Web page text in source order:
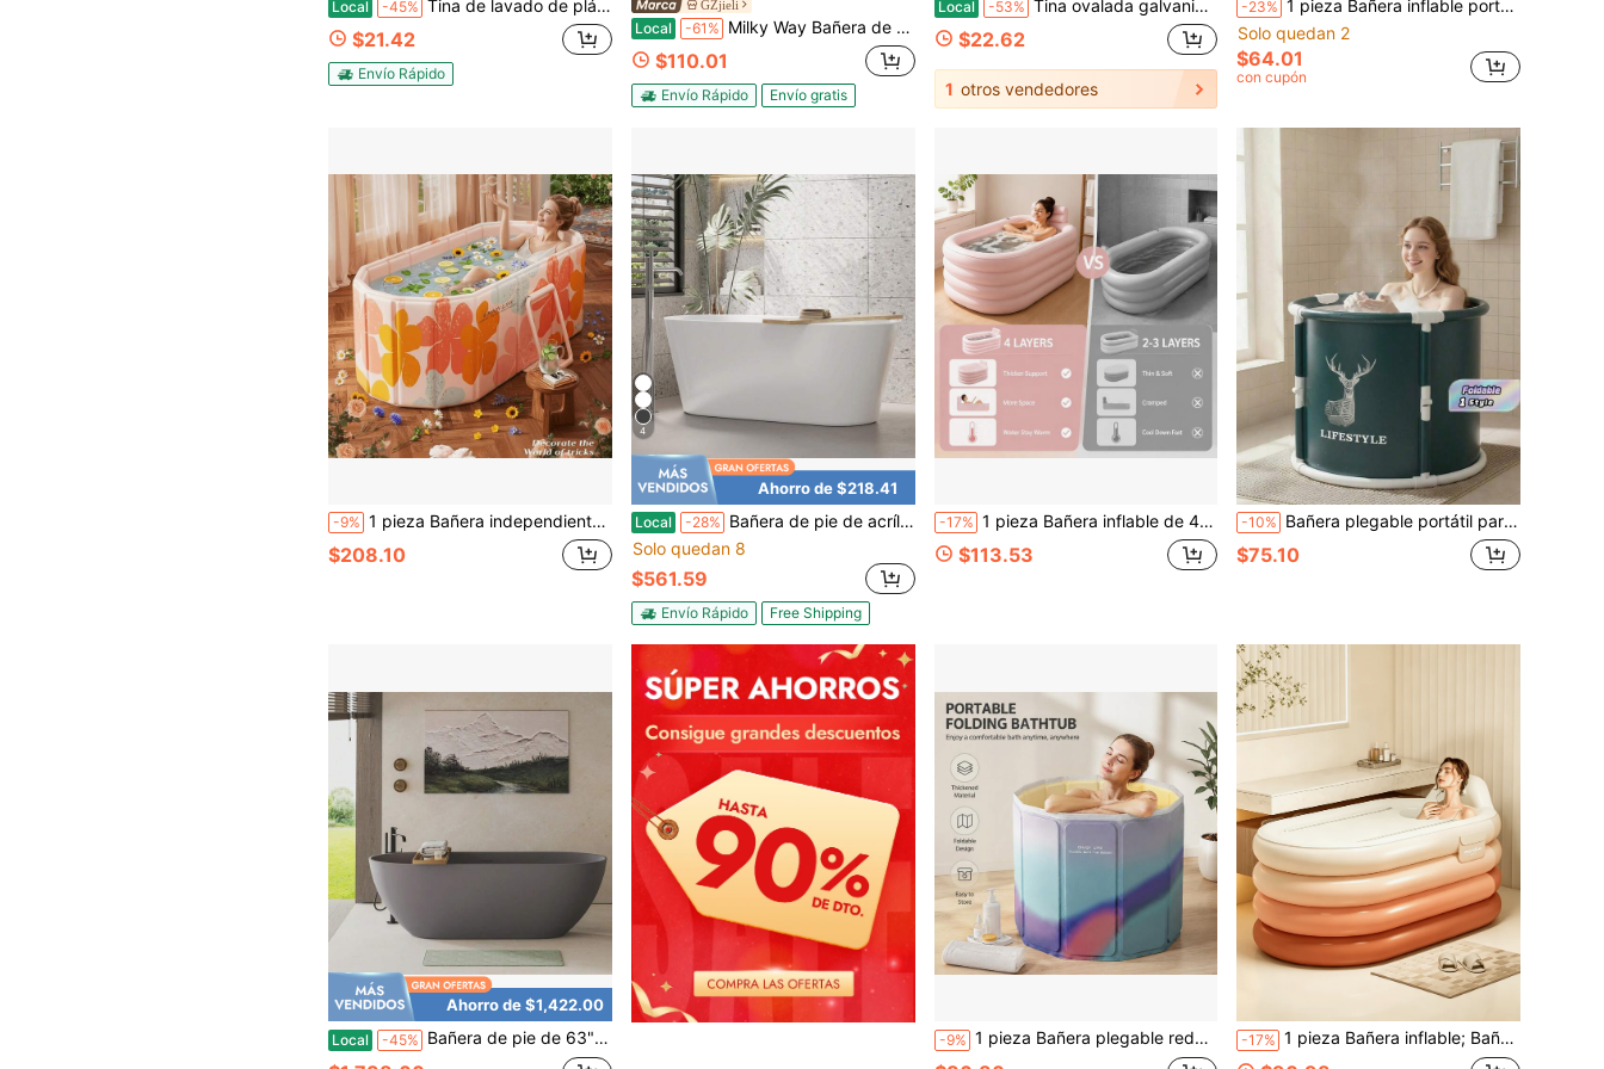
Local -45% Tina de lavado de plástico, palangana y bañera para remojar los pies, cubo para lavar a mano la ropa y los platos, y suministros de limpieza de 12 cuartos de galón, de gran resistencia, fabricado en EE. UU., color blanco
$21.42
Envío Rápido
GZjieli
Local -61% Milky Way Bañera de remojo plegable para adultos, bañera de hidromasaje portátil de gran tamaño de material de PVC con aislamiento térmico, ideal para spa y relajación en el hogar para un uso cómodo
$110.01
Envío Rápido Envío gratis
Local -53% Tina ovalada galvanizada, 20.27 PULG AN X 11.22 PULG PR X 5.70 PULG AL
$22.62
1 otros vendedores
-23% 1 pieza Bañera inflable portátil de PVC, bañera de agua caliente, bañera plegable, bañera portátil, bañera independiente, adecuada para uso en interiores o exteriores, plegable, fácil de inflar y drenar, sin bomba incluida
Solo quedan 2
$64.01
con cupón
-9% 1 pieza Bañera independiente rosa, bañera portátil plegable para adultos, sin necesidad de inflar, fácil de plegar, adecuada para viajes y espacios pequeños
$208.10
4
Ahorro de $218.41
Local -28% Bañera de pie de acrílico de 59 pulgadas, bañera de remojo moderna con rebosadero y desagüe cromados, certificada CUPC, diseño de remojo profundo para una experiencia de spa lujosa, pieza central contemporánea de baño, blanca
Solo quedan 8
$561.59
Envío Rápido Free Shipping
-17% 1 pieza Bañera inflable de 4 capas extra alta, inmersión de Body completo para adultos, bañera inflable de PVC reforzada a prueba de fugas con almohada y reposacabezas, bañera de spa portátil y plegable de gran tamaño, bañera de agua caliente, adecuada para baños pequeños en interiores del hogar para relajación
$113.53
-10% Bañera plegable portátil para adultos, con agua fría y caliente, para exteriores e interiores, con retención de temperatura, ducha, accesorios de baño.
$75.10
Ahorro de $1,422.00
Local -45% Bañera de pie de 63" de superficie sólida de lujo, bañera de pie de resina de piedra para remojo con rebosadero y desagüe emergente para baño contemporáneo, gris mate GF-23S03-63MG -9% 1 pieza Bañera plegable redonda portátil con degradado, 27.56 pulgadas (70cm), Bañera de agua fría/caliente, Con capa de aislamiento reforzada, Instalación rápida, Sin necesidad de ensamblaje, Adecuada para uso doméstico y al aire libre -17% 1 pieza Bañera inflable; Bañera reforzada; Bañera portátil de almacenamiento; Baño de hielo; Bañera; Bañera de vapor. Decoración de baño, Decoración de otoño, Accesorios de baño, Temporada de regreso a la escuela